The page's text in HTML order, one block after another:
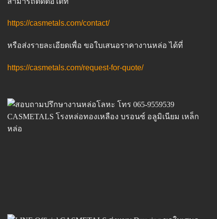
https://casmetals.com/contact/
หรือส่งรายละเอียดเพื่อ ขอใบเสนอราคางานหล่อ ได้ที่
https://casmetals.com/request-for-quote/